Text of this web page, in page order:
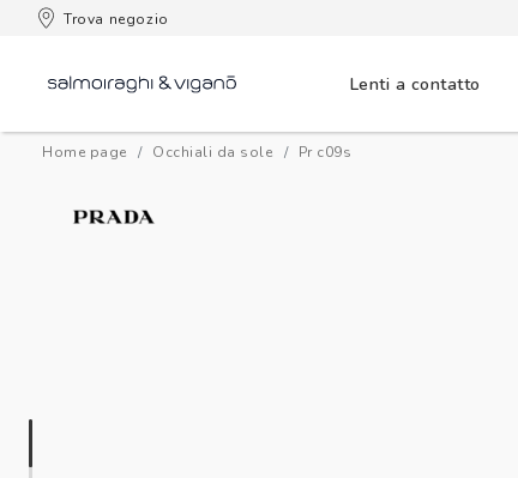
Trova negozio
Lenti a contatto
Home page Occhiali da sole pr c09s